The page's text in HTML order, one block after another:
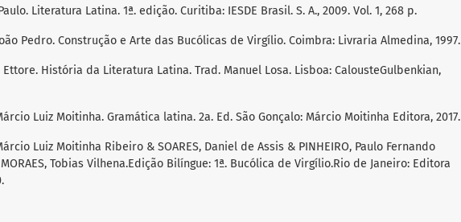
Literatura Latina. 1ª. edição. Curitiba: IESDE Brasil. S. A., 2009. Vol. 1, 268 p.
Pedro. Construção e Arte das Bucólicas de Virgílio. Coimbra: Livraria Almedina, 1997.
Ettore. História da Literatura Latina. Trad. Manuel Losa. Lisboa: CalousteGulbenkian,
Luiz Moitinha. Gramática latina. 2a. Ed. São Gonçalo: Márcio Moitinha Editora, 2017.
Luiz Moitinha Ribeiro & SOARES, Daniel de Assis & PINHEIRO, Paulo Fernando
Tobias Vilhena.Edição Bilíngue: 1ª. Bucólica de Virgílio.Rio de Janeiro: Editora